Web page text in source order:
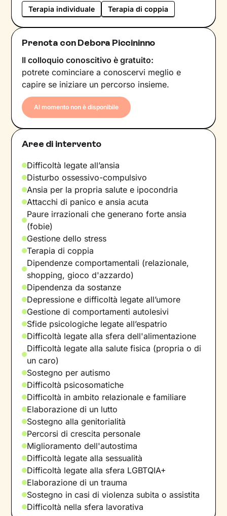
Terapia individuale Terapia di coppia
Prenota con Debora Piccininno
Il colloquio conoscitivo è gratuito:
potrete cominciare a conoscervi meglio e
capire se iniziare un percorso insieme.
Al momento non è disponibile
Aree di intervento
Difficoltà legate all’ansia
Disturbo ossessivo-compulsivo
Ansia per la propria salute e ipocondria
Attacchi di panico e ansia acuta
Paure irrazionali che generano forte ansia
(fobie)
Gestione dello stress
Terapia di coppia
Dipendenze comportamentali (relazionale,
shopping, gioco d'azzardo)
Dipendenza da sostanze
Depressione e difficoltà legate all’umore
Gestione di comportamenti autolesivi
Sfide psicologiche legate all’espatrio
Difficoltà legate alla sfera dell'alimentazione
Difficoltà legate alla salute fisica (propria o di
un caro)
Sostegno per autismo
Difficoltà psicosomatiche
Difficoltà in ambito relazionale e familiare
Elaborazione di un lutto
Sostegno alla genitorialità
Percorsi di crescita personale
Miglioramento dell'autostima
Difficoltà legate alla sessualità
Difficoltà legate alla sfera LGBTQIA+
Elaborazione di un trauma
Sostegno in casi di violenza subita o assistita
Difficoltà nella sfera lavorativa